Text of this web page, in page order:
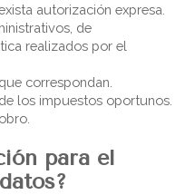
autorización expresa.
de
realizados por el
correspondan.
los impuestos oportunos.
para el